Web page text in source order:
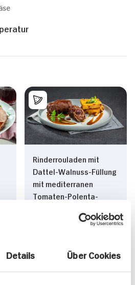
Details Über Cookies
Rinderrouladen mit
Dattel-Walnuss-Füllung
mit mediterranen
Tomaten-Polenta-